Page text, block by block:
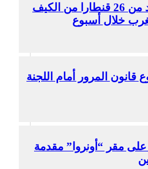
إحباط محاولات إدخال أزيد من 26 قنطارا من الكيف
خلال أسبوع
المرور أمام اللجنة
على مقر “أونروا” مقدمة